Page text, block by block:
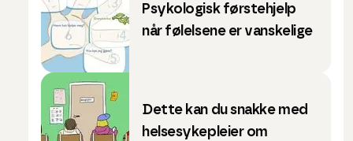
Psykologisk førstehjelp
når følelsene er vanskelige
Dette kan du snakke med
helsesykepleier om